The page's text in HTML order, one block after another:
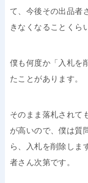
て、今後その出品者
きなくなることくら
僕も何度か「入札を
たことがあります。
そのまま落札されて
が高いので、僕は質
ら、入札を削除しま
者さん次第です。